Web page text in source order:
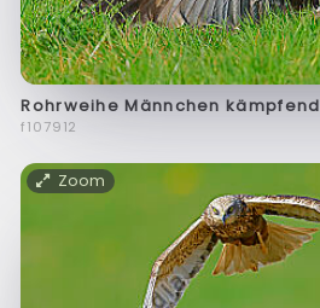
Rohrweihe Männchen kämpfend
f107912
Zoom